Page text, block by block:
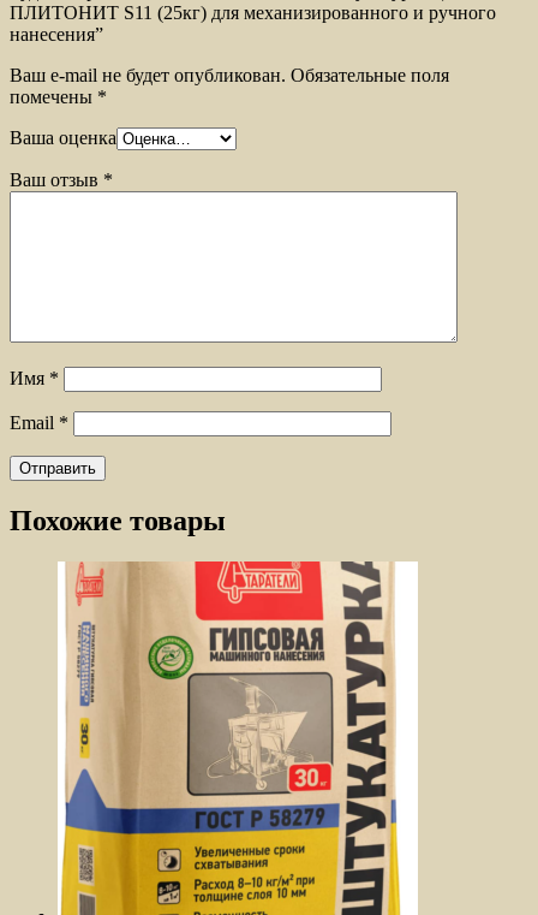
ПЛИТОНИТ S11 (25кг) для механизированного и ручного
нанесения”
Ваш e-mail не будет опубликован. Обязательные поля
помечены *
Ваша оценка
Ваш отзыв *
Имя *
Email *
Похожие товары